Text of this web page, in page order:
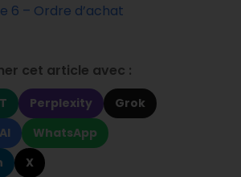
6 – Ordre d’achat
cet article avec :
Perplexity
Grok
WhatsApp
X